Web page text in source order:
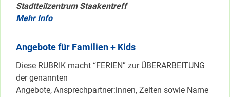
Stadtteilzentrum Staakentreff
Mehr Info
Angebote für Familien + Kids
Diese RUBRIK macht “FERIEN” zur ÜBERARBEITUNG
der genannten
Angebote, Ansprechpartner:innen, Zeiten sowie Name